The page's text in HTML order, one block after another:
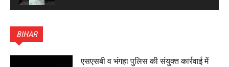
का भव्य पथ संचलन, 5 July 2026
BIHAR
एसएसबी व भंगहा पुलिस की संयुक्त कार्रवाई में